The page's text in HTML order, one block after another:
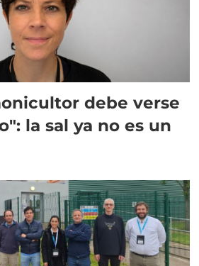
debe verse
la sal ya no es un